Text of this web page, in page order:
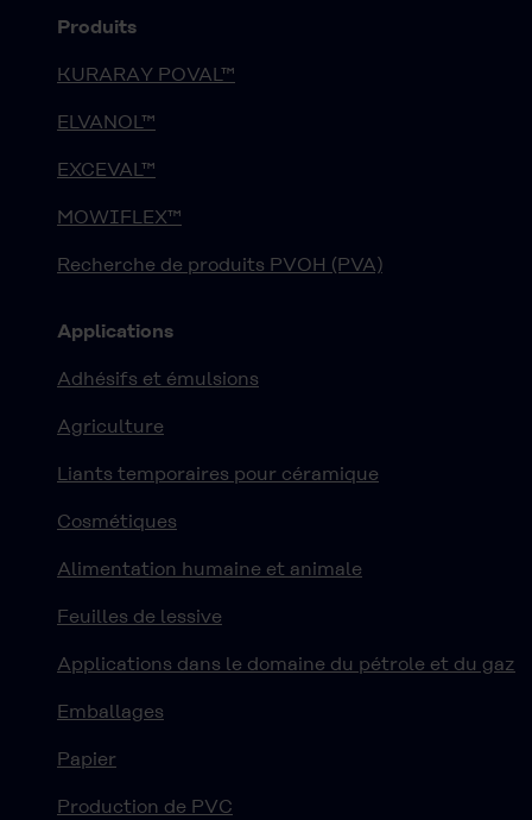
Produits
KURARAY POVAL™
ELVANOL™
EXCEVAL™
MOWIFLEX™
Recherche de produits PVOH (PVA)
Applications
Adhésifs et émulsions
Agriculture
Liants temporaires pour céramique
Cosmétiques
Alimentation humaine et animale
Feuilles de lessive
Applications dans le domaine du pétrole et du gaz
Emballages
Papier
Production de PVC